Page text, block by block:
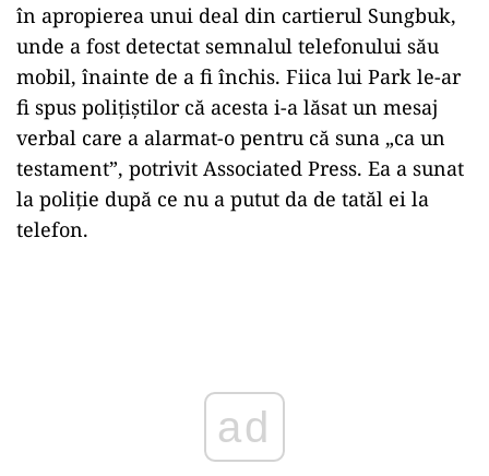
în apropierea unui deal din cartierul Sungbuk,
unde a fost detectat semnalul telefonului său
mobil, înainte de a fi închis. Fiica lui Park le-ar
fi spus polițiștilor că acesta i-a lăsat un mesaj
verbal care a alarmat-o pentru că suna „ca un
testament”, potrivit Associated Press. Ea a sunat
la poliție după ce nu a putut da de tatăl ei la
telefon.